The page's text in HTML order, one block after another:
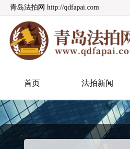
青岛法拍网 http://qdfapai.com
青岛法拍网
首页 法拍新闻